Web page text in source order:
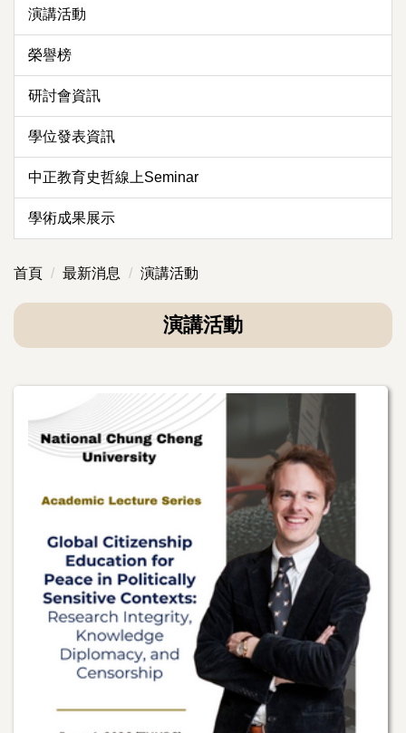
演講活動
榮譽榜
研討會資訊
學位發表資訊
中正教育史哲線上Seminar
學術成果展示
首頁 最新消息 演講活動
演講活動